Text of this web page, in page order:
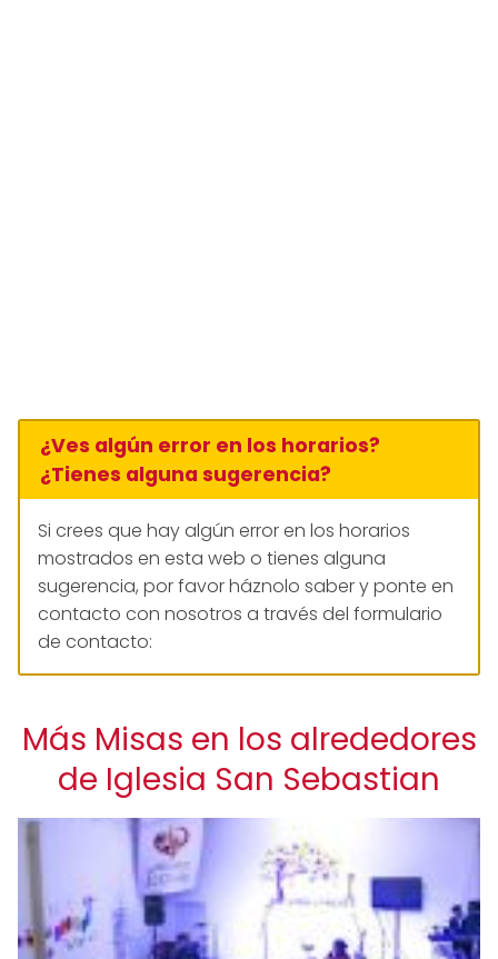
¿Ves algún error en los horarios?
¿Tienes alguna sugerencia?
Si crees que hay algún error en los horarios
mostrados en esta web o tienes alguna
sugerencia, por favor háznolo saber y ponte en
contacto con nosotros a través del formulario
de contacto:
Más Misas en los alrededores
de Iglesia San Sebastian